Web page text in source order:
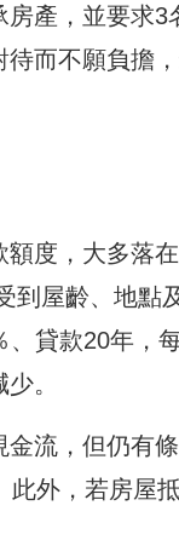
產，並要求3
而不願負擔
度，大多落
屋齡、地點
貸款20年，
。
流，但仍有
外，若房屋